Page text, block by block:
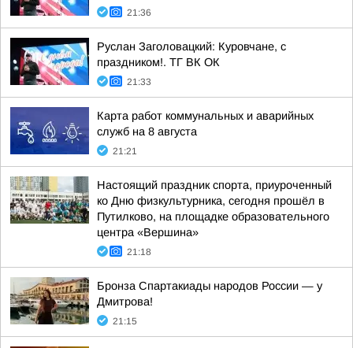
21:36
Руслан Заголовацкий: Куровчане, с
праздником!. ТГ ВК ОК
21:33
Карта работ коммунальных и аварийных
служб на 8 августа
21:21
Настоящий праздник спорта, приуроченный
ко Дню физкультурника, сегодня прошёл в
Путилково, на площадке образовательного
центра «Вершина»
21:18
Бронза Спартакиады народов России — у
Дмитрова!
21:15